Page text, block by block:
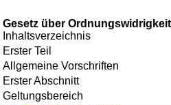
Gesetz über
Inhaltsverzeichnis
Erster Teil
Allgemeine Vorschriften
Erster Abschnitt
Geltungsbereich